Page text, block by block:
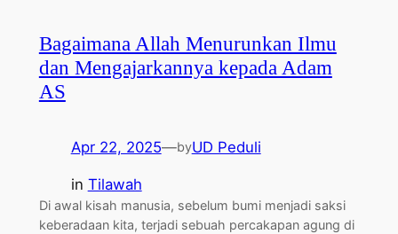
Bagaimana Allah Menurunkan Ilmu
dan Mengajarkannya kepada Adam
AS
Apr 22, 2025—byUD Peduli
in Tilawah
Di awal kisah manusia, sebelum bumi menjadi saksi
keberadaan kita, terjadi sebuah percakapan agung di